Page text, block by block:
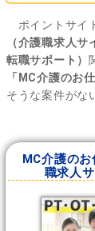
ポイントサイ
（介護職求人サ
転職サポート）
「MC介護のお
そうな案件がな
MC介護の
職求人サ